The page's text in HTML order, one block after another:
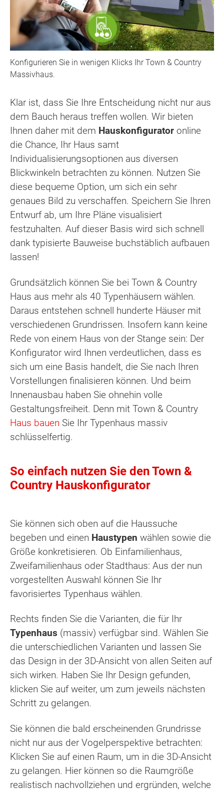
Konfigurieren Sie in wenigen Klicks Ihr Town & Country
Massivhaus.
Klar ist, dass Sie Ihre Entscheidung nicht nur aus
dem Bauch heraus treffen wollen. Wir bieten
Ihnen daher mit dem Hauskonfigurator online
die Chance, Ihr Haus samt
Individualisierungsoptionen aus diversen
Blickwinkeln betrachten zu können. Nutzen Sie
diese bequeme Option, um sich ein sehr
genaues Bild zu verschaffen. Speichern Sie Ihren
Entwurf ab, um Ihre Pläne visualisiert
festzuhalten. Auf dieser Basis wird sich schnell
dank typisierte Bauweise buchstäblich aufbauen
lassen!
Grundsätzlich können Sie bei Town & Country
Haus aus mehr als 40 Typenhäusern wählen.
Daraus entstehen schnell hunderte Häuser mit
verschiedenen Grundrissen. Insofern kann keine
Rede von einem Haus von der Stange sein: Der
Konfigurator wird Ihnen verdeutlichen, dass es
sich um eine Basis handelt, die Sie nach Ihren
Vorstellungen finalisieren können. Und beim
Innenausbau haben Sie ohnehin volle
Gestaltungsfreiheit. Denn mit Town & Country
Haus bauen Sie Ihr Typenhaus massiv
schlüsselfertig.
So einfach nutzen Sie den Town &
Country Hauskonfigurator
Sie können sich oben auf die Haussuche
begeben und einen Haustypen wählen sowie die
Größe konkretisieren. Ob Einfamilienhaus,
Zweifamilienhaus oder Stadthaus: Aus der nun
vorgestellten Auswahl können Sie Ihr
favorisiertes Typenhaus wählen.
Rechts finden Sie die Varianten, die für Ihr
Typenhaus (massiv) verfügbar sind. Wählen Sie
die unterschiedlichen Varianten und lassen Sie
das Design in der 3D-Ansicht von allen Seiten auf
sich wirken. Haben Sie Ihr Design gefunden,
klicken Sie auf weiter, um zum jeweils nächsten
Schritt zu gelangen.
Sie können die bald erscheinenden Grundrisse
nicht nur aus der Vogelperspektive betrachten:
Klicken Sie auf einen Raum, um in die 3D-Ansicht
zu gelangen. Hier können so die Raumgröße
realistisch nachvollziehen und ergründen, welche